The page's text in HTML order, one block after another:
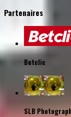
Partenaires
Betclic
SLB